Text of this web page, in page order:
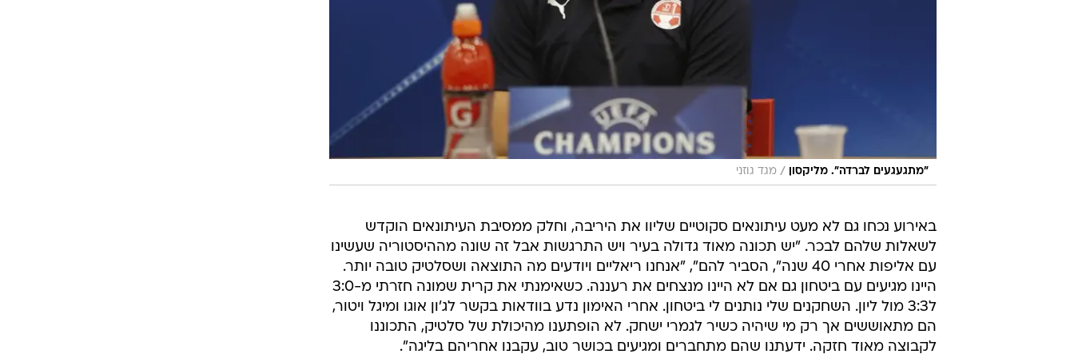
"מתגעגעים לברדה". מליקסון / מגד גוזני
באירוע נכחו גם לא מעט עיתונאים סקוטיים שליוו את היריבה, וחלק ממסיבת העיתונאים הוקדש
לשאלות שלהם לבכר. "יש תכונה מאוד גדולה בעיר ויש התרגשות אבל זה שונה מההיסטוריה שעשינו
עם אליפות אחרי 40 שנה", הסביר להם", "אנחנו ריאליים ויודעים מה התוצאה ושסלטיק טובה יותר.
היינו מגיעים עם ביטחון גם אם לא היינו מנצחים את רעננה. כשאימנתי את קרית שמונה חזרתי מ-3:0
ל3:3 מול ליון. השחקנים שלי נותנים לי ביטחון. אחרי האימון נדע בוודאות בקשר לג'ון אוגו ומיגל ויטור,
הם מתאוששים אך רק מי שיהיה כשיר לגמרי ישחק. לא הופתענו מהיכולת של סלטיק, התכוננו
לקבוצה מאוד חזקה. ידעתנו שהם מתחברים ומגיעים בכושר טוב, עקבנו אחריהם בליגה".